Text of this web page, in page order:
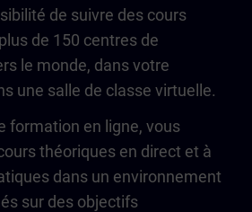
de suivre des cours
de 150 centres de
le monde, dans votre
une salle de classe virtuelle.
formation en ligne, vous
théoriques en direct et à
dans un environnement
sur des objectifs